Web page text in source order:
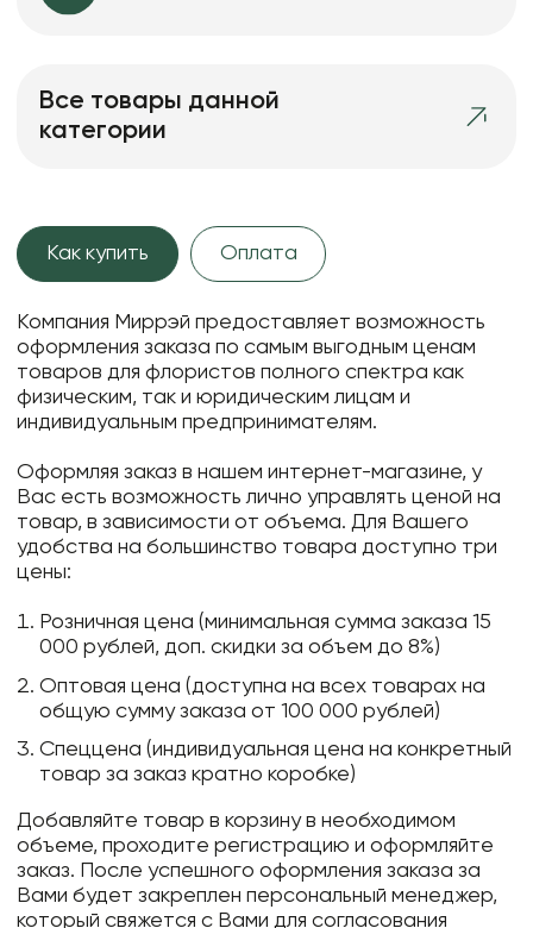
Все товары данной
категории
Как купить Оплата
Компания Миррэй предоставляет возможность
оформления заказа по самым выгодным ценам
товаров для флористов полного спектра как
физическим, так и юридическим лицам и
индивидуальным предпринимателям.
Оформляя заказ в нашем интернет-магазине, у
Вас есть возможность лично управлять ценой на
товар, в зависимости от объема. Для Вашего
удобства на большинство товара доступно три
цены:
Розничная цена (минимальная сумма заказа 15
000 рублей, доп. скидки за объем до 8%)
Оптовая цена (доступна на всех товарах на
общую сумму заказа от 100 000 рублей)
Спеццена (индивидуальная цена на конкретный
товар за заказ кратно коробке)
Добавляйте товар в корзину в необходимом
объеме, проходите регистрацию и оформляйте
заказ. После успешного оформления заказа за
Вами будет закреплен персональный менеджер,
который свяжется с Вами для согласования